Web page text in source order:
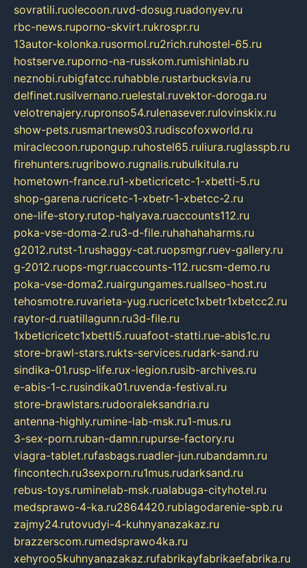
sovratili.ruolecoon.ruvd-dosug.ruadonyev.ru
rbc-news.ruporno-skvirt.rukrospr.ru
13autor-kolonka.rusormol.ru2rich.ruhostel-65.ru
hostserve.ruporno-na-russkom.rumishinlab.ru
neznobi.rubigfatcc.ruhabble.rustarbucksvia.ru
delfinet.rusilvernano.ruelestal.ruvektor-doroga.ru
velotrenajery.rupronso54.rulenasever.rulovinskix.ru
show-pets.rusmartnews03.rudiscofoxworld.ru
miraclecoon.rupongup.ruhostel65.ruliura.ruglasspb.ru
firehunters.rugribowo.rugnalis.rubulkitula.ru
hometown-france.ru1-xbeticricetc-1-xbetti-5.ru
shop-garena.rucricetc-1-xbetr-1-xbetcc-2.ru
one-life-story.rutop-halyava.ruaccounts112.ru
poka-vse-doma-2.ru3-d-file.ruhahahaharms.ru
g2012.rutst-1.rushaggy-cat.ruopsmgr.ruev-gallery.ru
g-2012.ruops-mgr.ruaccounts-112.rucsm-demo.ru
poka-vse-doma2.ruairgungames.ruallseo-host.ru
tehosmotre.ruvarieta-yug.rucricetc1xbetr1xbetcc2.ru
raytor-d.ruatillagunn.ru3d-file.ru
1xbeticricetc1xbetti5.ruuafoot-statti.rue-abis1c.ru
store-brawl-stars.rukts-services.rudark-sand.ru
sindika-01.rusp-life.rux-legion.rusib-archives.ru
e-abis-1-c.rusindika01.ruvenda-festival.ru
store-brawlstars.rudooraleksandria.ru
antenna-highly.rumine-lab-msk.ru1-mus.ru
3-sex-porn.ruban-damn.rupurse-factory.ru
viagra-tablet.rufasbags.ruadler-jun.rubandamn.ru
fincontech.ru3sexporn.ru1mus.rudarksand.ru
rebus-toys.ruminelab-msk.rualabuga-cityhotel.ru
medsprawo-4-ka.ru2864420.rublagodarenie-spb.ru
zajmy24.rutovudyi-4-kuhnyanazakaz.ru
brazzerscom.rumedsprawo4ka.ru
xehyroo5kuhnyanazakaz.rufabrikayfabrikaefabrika.ru